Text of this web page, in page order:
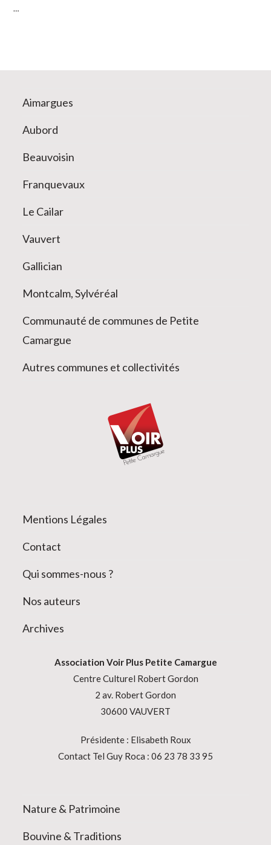
…
Aimargues
Aubord
Beauvoisin
Franquevaux
Le Cailar
Vauvert
Gallician
Montcalm, Sylvéréal
Communauté de communes de Petite
Camargue
Autres communes et collectivités
Mentions Légales
Contact
Qui sommes-nous ?
Nos auteurs
Archives
Association Voir Plus Petite Camargue
Centre Culturel Robert Gordon
2 av. Robert Gordon
30600 VAUVERT
Présidente : Elisabeth Roux
Contact Tel Guy Roca : 06 23 78 33 95
Nature & Patrimoine
Bouvine & Traditions